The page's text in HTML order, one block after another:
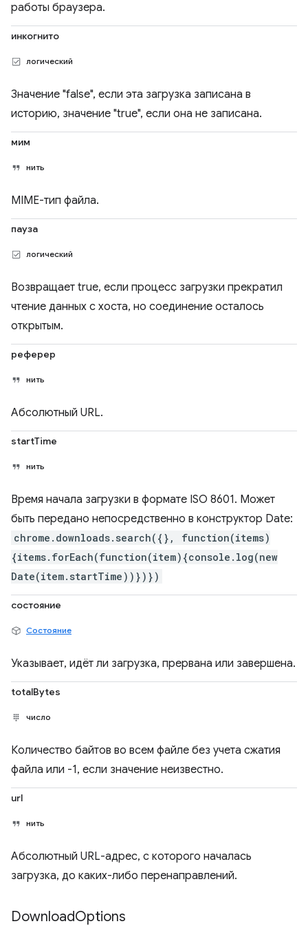
работы браузера.
инкогнито
логический
Значение "false", если эта загрузка записана в
историю, значение "true", если она не записана.
мим
нить
MIME-тип файла.
пауза
логический
Возвращает true, если процесс загрузки прекратил
чтение данных с хоста, но соединение осталось
открытым.
реферер
нить
Абсолютный URL.
startTime
нить
Время начала загрузки в формате ISO 8601. Может
быть передано непосредственно в конструктор Date:
chrome.downloads.search({}, function(items)
{items.forEach(function(item){console.log(new
Date(item.startTime))})})
состояние
Состояние
Указывает, идёт ли загрузка, прервана или завершена.
totalBytes
число
Количество байтов во всем файле без учета сжатия
файла или -1, если значение неизвестно.
url
нить
Абсолютный URL-адрес, с которого началась
загрузка, до каких-либо перенаправлений.
DownloadOptions